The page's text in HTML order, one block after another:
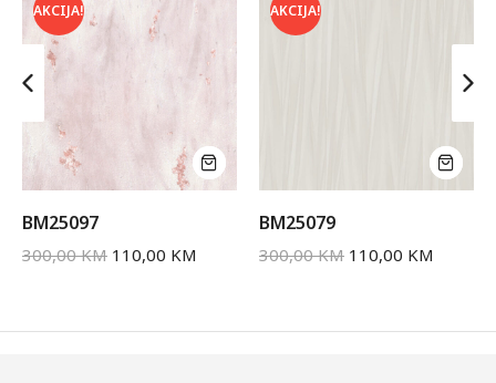
AKCIJA!
BM25097
300,00KM 110,00 KM
AKCIJA!
BM25079
300,00KM 110,00 KM